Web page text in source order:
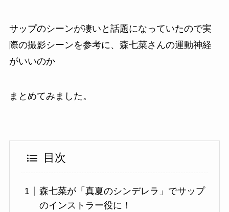
サップのシーンが凄いと話題になっていたので実
際の撮影シーンを参考に、森七菜さんの運動神経
がいいのか
まとめてみました。
目次
森七菜が「真夏のシンデレラ」でサップ
のインストラー役に！